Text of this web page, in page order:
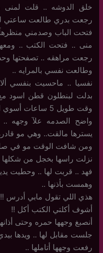
رجعت بدري طالعت ساعتي
فتحت الباب وصدمني
منى .. فتحت الكتب ..
رجعت مراهقه .. تصفحتها
وطالعت نفسي بالمرايه ..
نفسيا .. ماحسيت بنفسي
بدلت لبنطلون قطن اسود
وقت طويل 5 ساعات أسوي اللي أبي قبل مايجي فهد ..
واضح الصدمه علآ وجهه ..
يسترها مالقت.. وهي مو
ومن شافت الوقت مو في
نزلت راسها بخجل من شكلها
فهد .. قربت لها .. وحطيت
وهمست بأذنها ..
هذي اللي تقول مابي أدرس !!
أشوف أكلتي الكتب أكل !!
أنصبغ وجهها حمره وحتى
جلست مقابل لها .. ويدها
رفعت وجهها أتاملها ..